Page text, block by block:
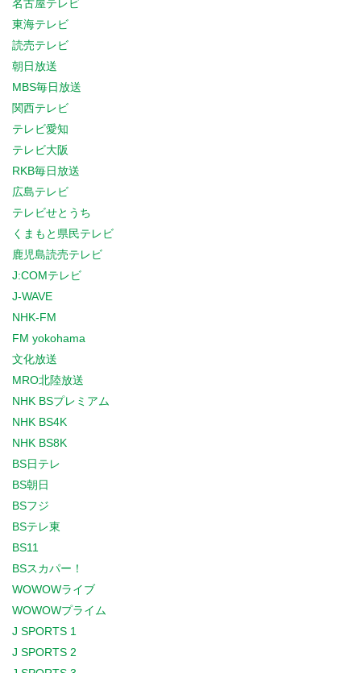
名古屋テレビ
東海テレビ
読売テレビ
朝日放送
MBS毎日放送
関西テレビ
テレビ愛知
テレビ大阪
RKB毎日放送
広島テレビ
テレビせとうち
くまもと県民テレビ
鹿児島読売テレビ
J:COMテレビ
J-WAVE
NHK-FM
FM yokohama
文化放送
MRO北陸放送
NHK BSプレミアム
NHK BS4K
NHK BS8K
BS日テレ
BS朝日
BSフジ
BSテレ東
BS11
BSスカパー！
WOWOWライブ
WOWOWプライム
J SPORTS 1
J SPORTS 2